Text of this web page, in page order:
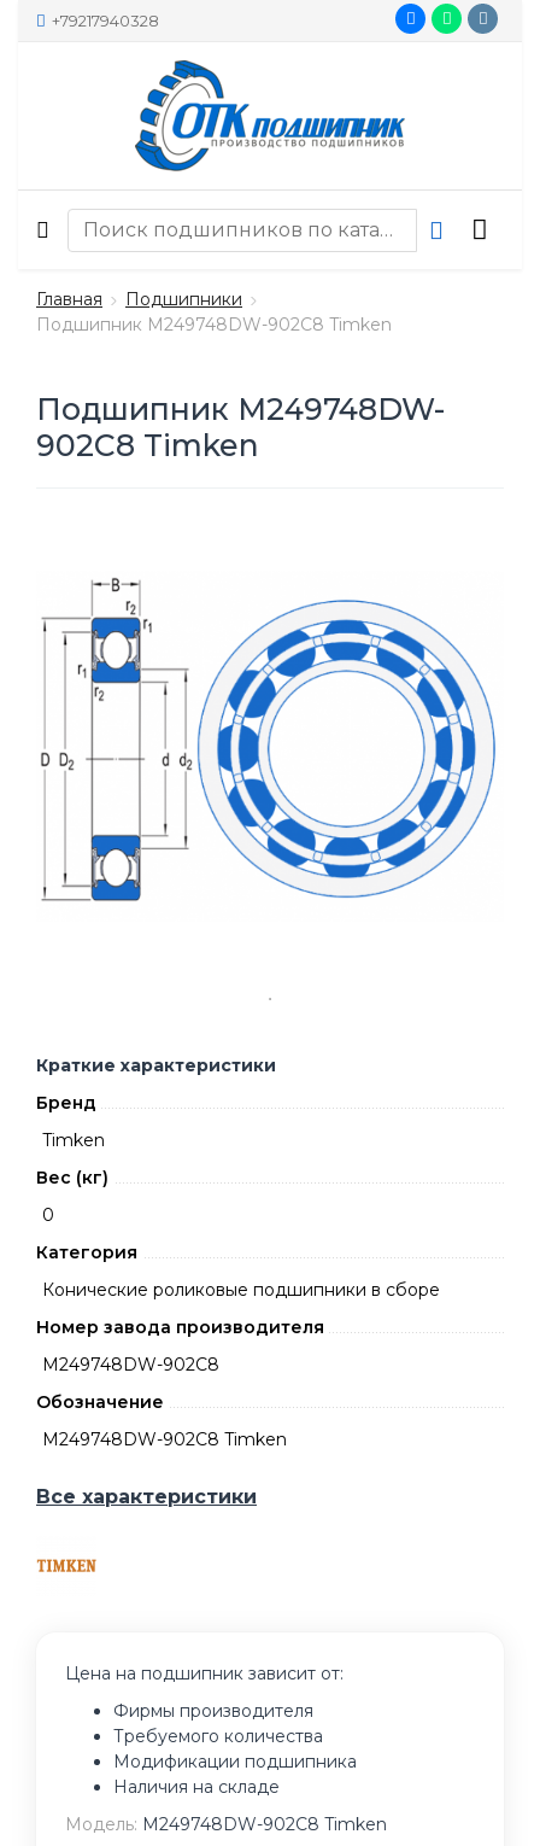
+79217940328
Главная
Подшипники
Подшипник M249748DW-902C8 Timken
Подшипник M249748DW-
902C8 Timken
Краткие характеристики
Бренд
Timken
Вес (кг)
0
Категория
Конические роликовые подшипники в сборе
Номер завода производителя
M249748DW-902C8
Обозначение
M249748DW-902C8 Timken
Все характеристики
Цена на подшипник зависит от:
Фирмы производителя
Требуемого количества
Модификации подшипника
Наличия на складе
Модель: M249748DW-902C8 Timken